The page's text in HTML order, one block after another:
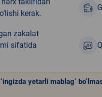
kerak.
zakalat
sifatida
yetarli mablag‘